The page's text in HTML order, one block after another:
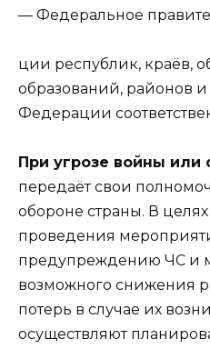
— Федеральное
ции республик, краёв,
образований, районов
Федерации
При угрозе войны или
передаёт свои
обороне страны. В
проведения
предупреждению ЧС и
возможного снижения
потерь в случае их
осуществляют